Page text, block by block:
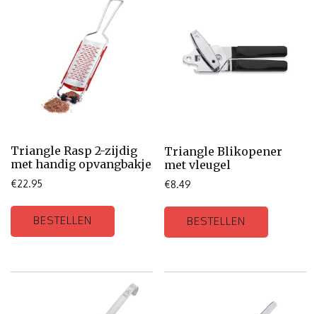
Triangle Rasp 2-zijdig
met handig opvangbakje
€22.95
BESTELLEN
Triangle Blikopener
met vleugel
€8.49
BESTELLEN